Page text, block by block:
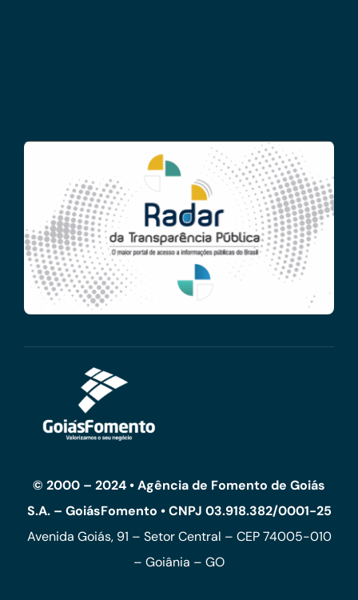
© 2000 – 2024 • Agência de Fomento de Goiás
S.A. – GoiásFomento • CNPJ 03.918.382/0001-25
Avenida Goiás, 91 – Setor Central – CEP 74005-010
– Goiânia – GO